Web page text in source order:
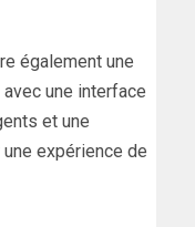
également une
une interface
et une
expérience de